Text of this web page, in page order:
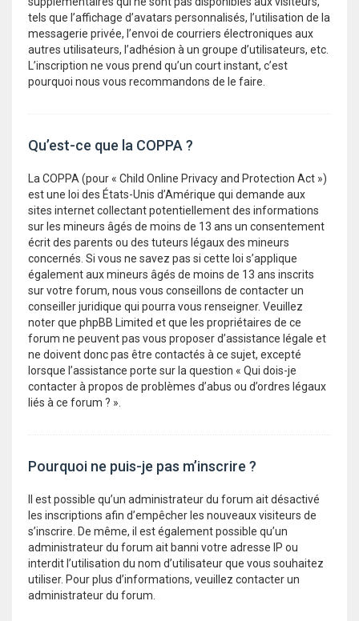
tels que l’affichage d’avatars personnalisés, l’utilisation de la
messagerie privée, l’envoi de courriers électroniques aux
autres utilisateurs, l’adhésion à un groupe d’utilisateurs, etc.
L’inscription ne vous prend qu’un court instant, c’est
pourquoi nous vous recommandons de le faire.
Qu’est-ce que la COPPA ?
La COPPA (pour « Child Online Privacy and Protection Act »)
est une loi des États-Unis d’Amérique qui demande aux
sites internet collectant potentiellement des informations
sur les mineurs âgés de moins de 13 ans un consentement
écrit des parents ou des tuteurs légaux des mineurs
concernés. Si vous ne savez pas si cette loi s’applique
également aux mineurs âgés de moins de 13 ans inscrits
sur votre forum, nous vous conseillons de contacter un
conseiller juridique qui pourra vous renseigner. Veuillez
noter que phpBB Limited et que les propriétaires de ce
forum ne peuvent pas vous proposer d’assistance légale et
ne doivent donc pas être contactés à ce sujet, excepté
lorsque l’assistance porte sur la question « Qui dois-je
contacter à propos de problèmes d’abus ou d’ordres légaux
liés à ce forum ? ».
Pourquoi ne puis-je pas m’inscrire ?
Il est possible qu’un administrateur du forum ait désactivé
les inscriptions afin d’empêcher les nouveaux visiteurs de
s’inscrire. De même, il est également possible qu’un
administrateur du forum ait banni votre adresse IP ou
interdit l’utilisation du nom d’utilisateur que vous souhaitez
utiliser. Pour plus d’informations, veuillez contacter un
administrateur du forum.